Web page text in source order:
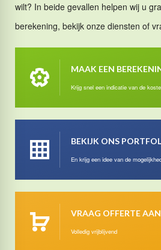
wilt? In beide gevallen helpen wij u
berekening, bekijk onze diensten of
MAAK EEN
Krijg snel een indicatie van de
BEKIJK ONS
En krijg een idee van de
VRAAG OFFERTE AAN
Volledig vrijblijvend